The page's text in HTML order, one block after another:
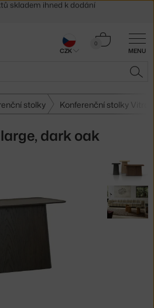
MENU
0
Košík
stolky Konferenční stolky Vitra
dark oak
na vrácení zboží
CZK